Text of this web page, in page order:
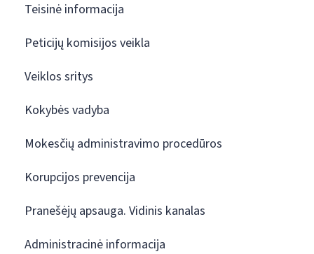
Teisinė informacija
Peticijų komisijos veikla
Veiklos sritys
Kokybės vadyba
Mokesčių administravimo procedūros
Korupcijos prevencija
Pranešėjų apsauga. Vidinis kanalas
Administracinė informacija